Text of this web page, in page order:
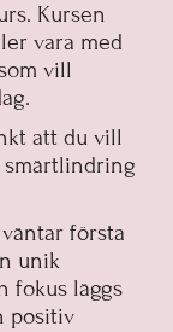
Kursen
vara med
vill
att du vill
första
unik
fokus läggs
positiv